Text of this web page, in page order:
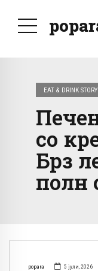
EAT & DRINK STORY
со
Брз
полн
popara 5 јули, 2026